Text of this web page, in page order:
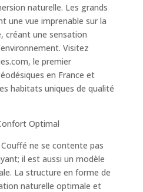
naturelle. Les grands
une vue imprenable sur la
créant une sensation
Visitez
le premier
en France et
habitats uniques de qualité
Optimal
ne se contente pas
il est aussi un modèle
La structure en forme de
naturelle optimale et